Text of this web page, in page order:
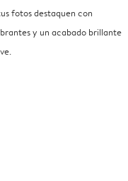
fotos destaquen con
y un acabado brillante